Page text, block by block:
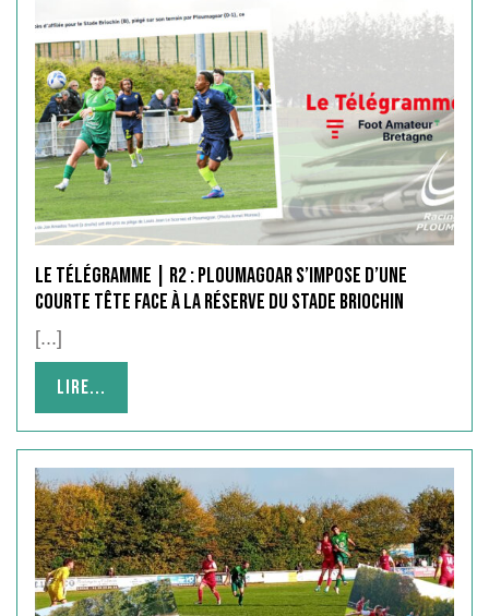
Le Télégramme | R2 : Ploumagoar s’impose d’une
courte tête face à la réserve du Stade Briochin
[...]
Lire...